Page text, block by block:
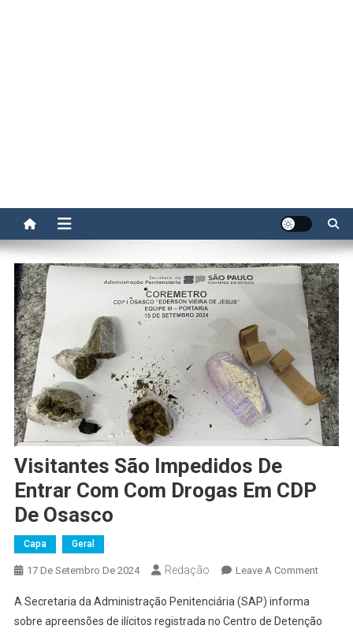
Visitantes São Impedidos De
Entrar Com Com Drogas Em CDP
De Osasco
Capa Geral
17 De Setembro De 2024 Redação Leave A CommentOn
A Secretaria da Administração Penitenciária (SAP) informa
sobre apreensões de ilícitos registrada no Centro de Detenção